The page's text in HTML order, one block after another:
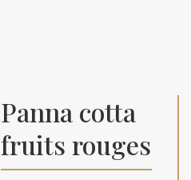
Panna cotta
fruits rouges